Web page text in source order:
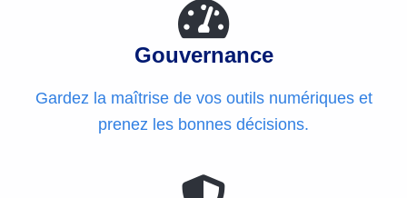
Gouvernance
Gardez la maîtrise de vos outils numériques et
prenez les bonnes décisions.